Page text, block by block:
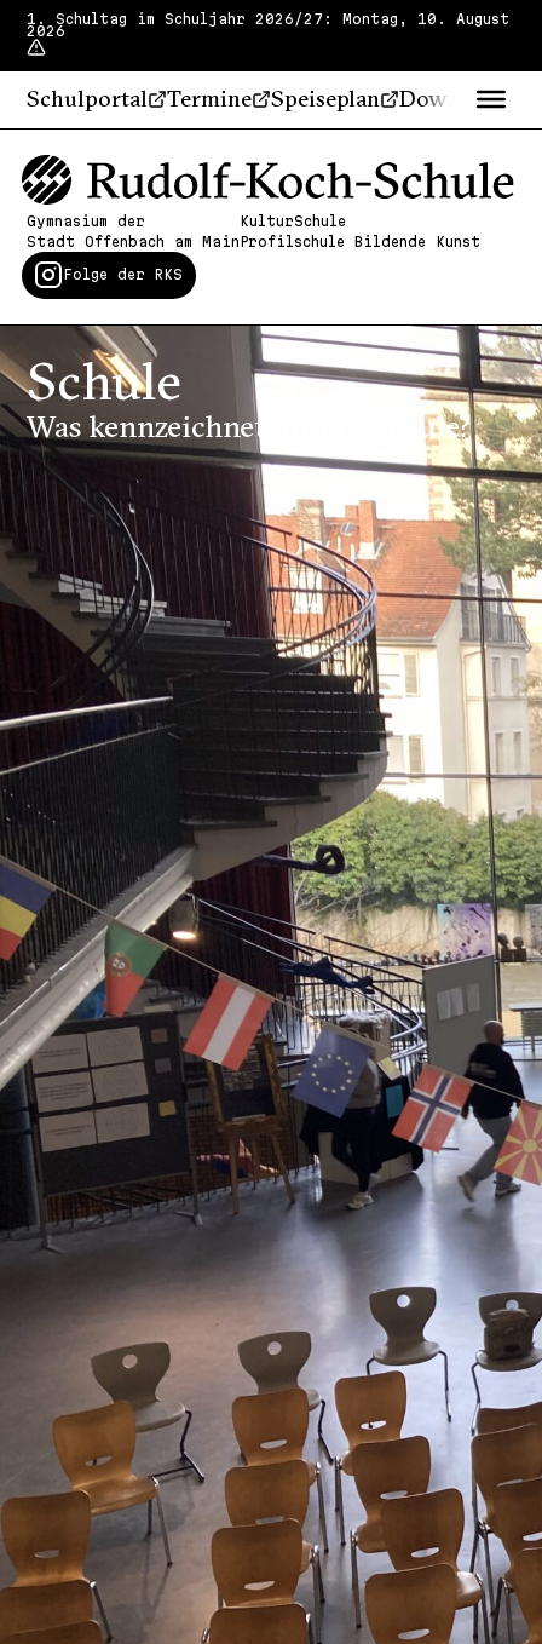
1. Schultag im Schuljahr 2026/27: Montag, 10. August
2026
Schulportal Termine Speiseplan Downloads
Gymnasium der
Stadt Offenbach am Main
KulturSchule
Profilschule Bildende Kunst
Folge der RKS
Schule
Was kennzeichnet unsere Schule?